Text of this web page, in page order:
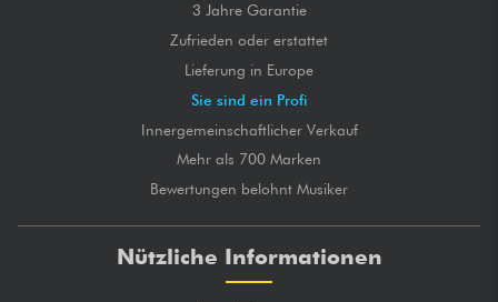
3 Jahre Garantie
Zufrieden oder erstattet
Lieferung in Europe
Sie sind ein Profi
Innergemeinschaftlicher Verkauf
Mehr als 700 Marken
Bewertungen belohnt Musiker
Nützliche Informationen